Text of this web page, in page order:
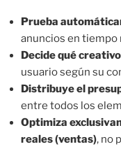
Prueba
anuncios en tiempo
Decide qué
usuario según su
Distribuye el
entre todos los
Optimiza
reales (ventas), no